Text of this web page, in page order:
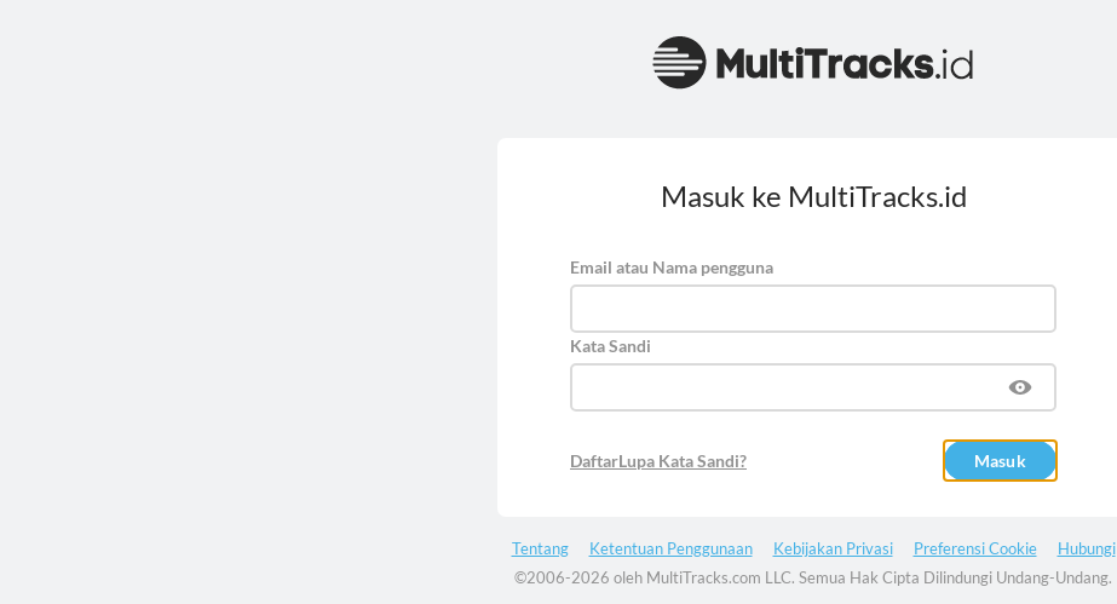
Masuk ke MultiTracks.id
Email atau Nama pengguna
Kata Sandi
DaftarLupa Kata Sandi? Masuk
Tentang Ketentuan Penggunaan Kebijakan Privasi Preferensi Cookie
Hubungi
©2006-2026 oleh MultiTracks.com LLC. Semua Hak Cipta Dilindungi Undang-Undang.